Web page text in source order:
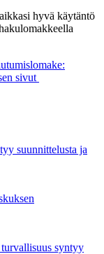
hyvä käytäntö
sivut
suunnittelusta ja
syntyy